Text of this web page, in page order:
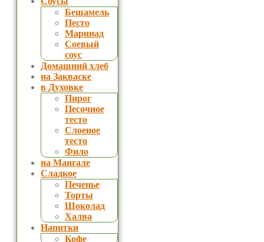
Бешамель
Песто
Маринад
Соевый
соус
Домашний хлеб
на Закваске
в Духовке
Пирог
Песочное
тесто
Слоеное
тесто
Фило
на Мангале
Сладкое
Печенье
Торты
Шоколад
Халва
Напитки
Кофе